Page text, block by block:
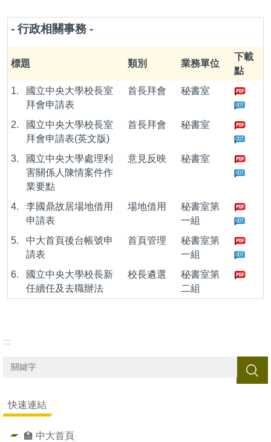
全校分層負責明細
- 行政相關事務 -
標題 類別 業務單位
下載
點
1.
國立中央大學校長室
拜會申請表
首長拜會 秘書室
2.
國立中央大學校長室
拜會申請表(英文版)
首長拜會 秘書室
3.
國立中央大學處理利
害關係人陳情案件作
業要點
意見反映 秘書室
4.
李國鼎故居場地借用
申請表
場地借用
秘書室第
一組
5.
中大首頁後台帳號申
請表
首頁管理
秘書室第
一組
6.
國立中央大學校長新
任續任及去職辦法
校長遴選
秘書室第
二組
:::
搜尋
快速連結
🏫 中大首頁